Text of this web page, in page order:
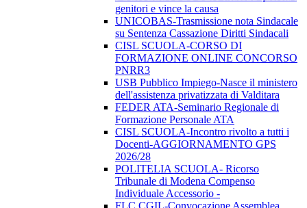
genitori e vince la causa
UNICOBAS-Trasmissione nota Sindacale
su Sentenza Cassazione Diritti Sindacali
CISL SCUOLA-CORSO DI
FORMAZIONE ONLINE CONCORSO
PNRR3
USB Pubblico Impiego-Nasce il ministero
dell'assistenza privatizzata di Valditara
FEDER ATA-Seminario Regionale di
Formazione Personale ATA
CISL SCUOLA-Incontro rivolto a tutti i
Docenti-AGGIORNAMENTO GPS
2026/28
POLITELIA SCUOLA- Ricorso
Tribunale di Modena Compenso
Individuale Accessorio -